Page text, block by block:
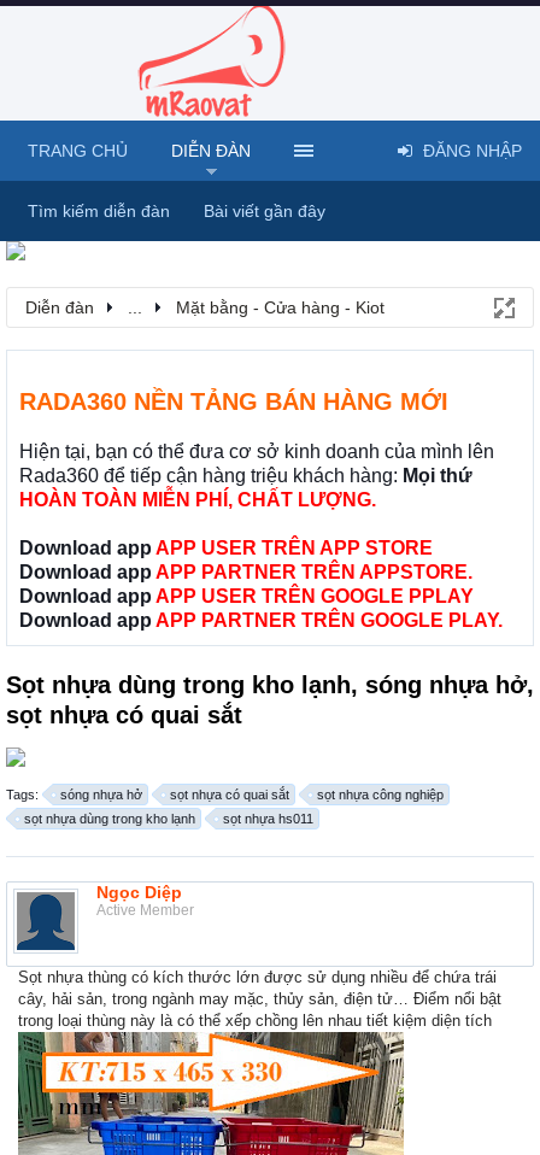
Diễn đàn Mặt bằng - Cửa hàng - Kiot
RADA360 NỀN TẢNG BÁN HÀNG MỚI
Hiện tại, bạn có thể đưa cơ sở kinh doanh của mình lên
Rada360 để tiếp cận hàng triệu khách hàng: Mọi thứ
HOÀN TOÀN MIỄN PHÍ, CHẤT LƯỢNG.
Download app APP USER TRÊN APP STORE
Download app APP PARTNER TRÊN APPSTORE.
Download app APP USER TRÊN GOOGLE PPLAY
Download app APP PARTNER TRÊN GOOGLE PLAY.
Sọt nhựa dùng trong kho lạnh, sóng nhựa hở,
sọt nhựa có quai sắt
Tags: sóng nhựa hở sọt nhựa có quai sắt
sọt nhựa công nghiệp
sọt nhựa dùng trong kho lạnh
sọt nhựa hs011
Ngọc Diệp
Active Member
Sọt nhựa thùng có kích thước lớn được sử dụng nhiều để chứa trái
cây, hải sản, trong ngành may mặc, thủy sản, điện tử… Điểm nổi bật
trong loại thùng này là có thể xếp chồng lên nhau tiết kiệm diện tích
TRANG CHỦ DIỄN ĐÀN
Tìm kiếm diễn đàn Bài viết gần đây
ĐĂNG NHẬP